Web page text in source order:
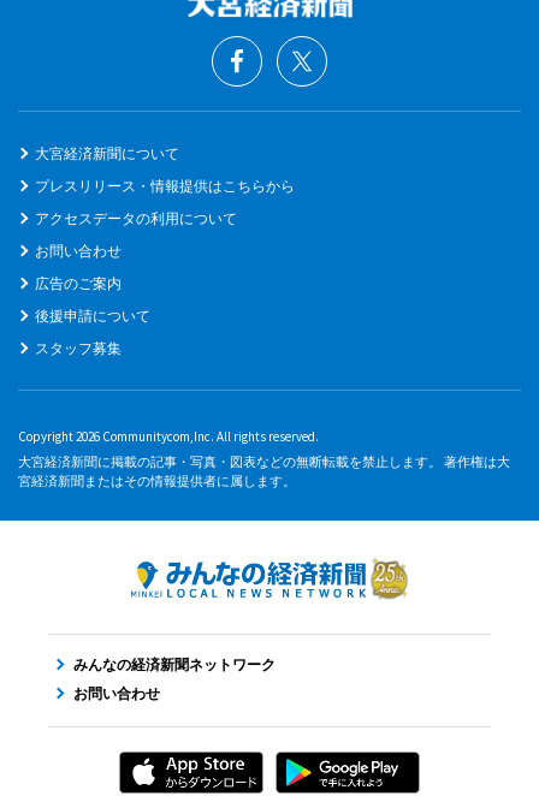
大宮経済新聞について
プレスリリース・情報提供はこちらから
アクセスデータの利用について
お問い合わせ
広告のご案内
後援申請について
スタッフ募集
Copyright 2026 Communitycom,Inc. All rights reserved.
大宮経済新聞に掲載の記事・写真・図表などの無断転載を禁止します。 著作権は大
宮経済新聞またはその情報提供者に属します。
みんなの経済新聞ネットワーク
お問い合わせ